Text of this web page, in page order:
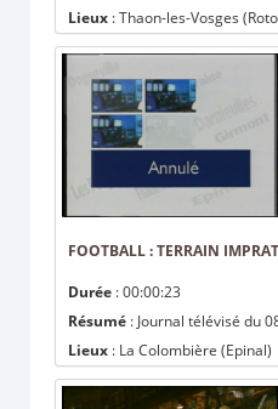
Lieux : Thaon-les-Vosges
FOOTBALL : TERRAIN
Durée : 00:00:23
Résumé : Journal télévisé du
Lieux : La Colombière (Epinal)